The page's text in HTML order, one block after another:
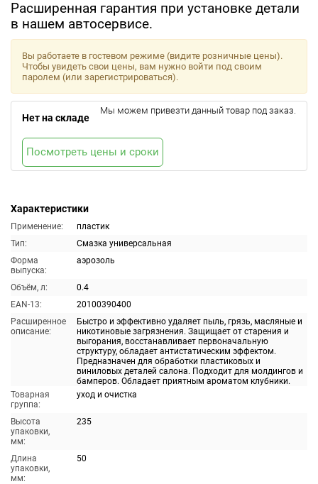
Расширенная гарантия при установке детали
в нашем автосервисе.
Характеристики
Применение:
пластик
Тип:
Смазка универсальная
Форма
выпуска:
аэрозоль
Объём, л:
0.4
EAN-13:
20100390400
Расширенное
описание:
Быстро и эффективно удаляет пыль, грязь, масляные и
никотиновые загрязнения. Защищает от старения и
выгорания, восстанавливает первоначальную
структуру, обладает антистатическим эффектом.
Предназначен для обработки пластиковых и
виниловых деталей салона. Подходит для молдингов и
бамперов. Обладает приятным ароматом клубники.
Товарная
группа:
уход и очистка
Высота
упаковки,
мм:
235
Длина
упаковки,
мм:
50
Вы работаете в гостевом режиме (видите розничные цены).
Чтобы увидеть свои цены, вам нужно войти под своим
паролем (или зарегистрироваться).
Нет на складе
Мы можем привезти данный товар под заказ.
Посмотреть цены и сроки